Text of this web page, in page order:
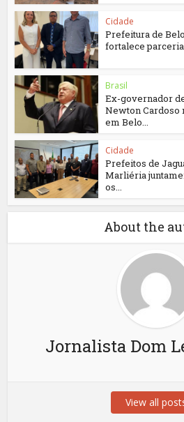
Cidade
Prefeitura de
fortalece parceria
Brasil
Ex-governador
Newton Cardoso
em Belo...
Cidade
Prefeitos de
Marliéria
os...
About the
Jornalista Dom
View all